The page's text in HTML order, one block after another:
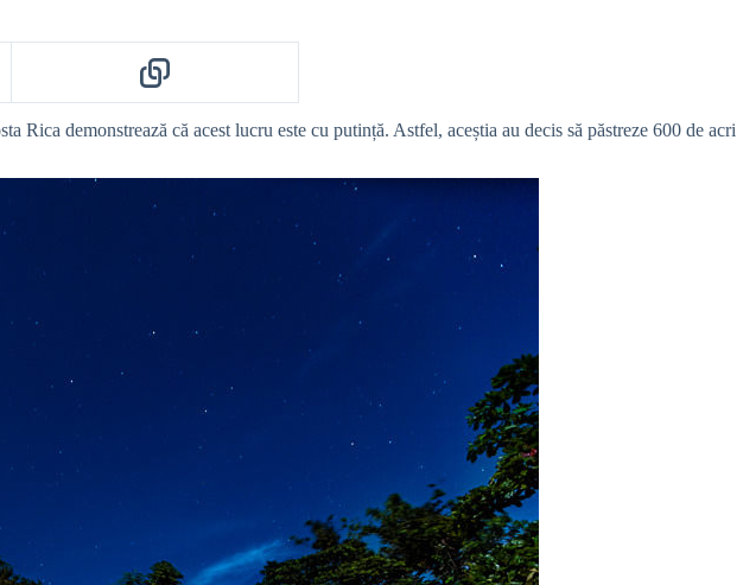
demonstrează că acest lucru este cu putință. Astfel, aceștia au decis să păstreze 600 de acri